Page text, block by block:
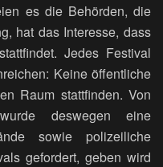
es die Behörden, die
hat das Interesse, dass
Jedes Festival
Keine öffentliche
Raum stattfinden. Von
deswegen eine
sowie polizeiliche
gefordert, geben wird